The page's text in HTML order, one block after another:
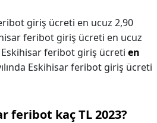
giriş ücreti en ucuz 2,90
feribot giriş ücreti en ucuz
Eskihisar feribot giriş ücreti en
Eskihisar feribot giriş ücreti
feribot kaç TL 2023?